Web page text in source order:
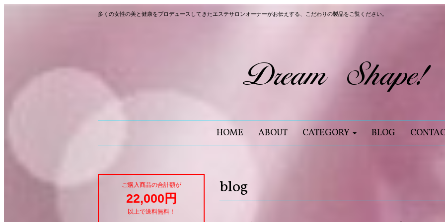
多くの女性の美と健康をプロデュースしてきたエステサロンオーナーがお伝えする、こだわりの製品をご覧ください。
HOME ABOUT CATEGORY BLOG
blog
ご購入商品の合計額が
22,000円
以上で送料無料！